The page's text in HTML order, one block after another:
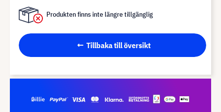
Produkten finns inte längre tillgänglig
Tillbaka till översikt